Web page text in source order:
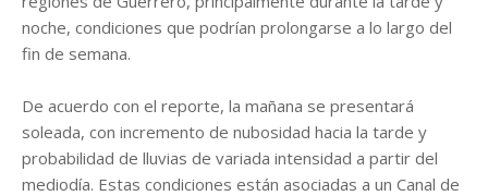
noche, condiciones que podrían prolongarse a lo largo del
fin de semana.
De acuerdo con el reporte, la mañana se presentará
soleada, con incremento de nubosidad hacia la tarde y
probabilidad de lluvias de variada intensidad a partir del
mediodía. Estas condiciones están asociadas a un Canal de